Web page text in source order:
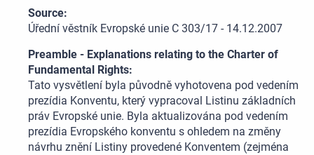
Source:
Úřední věstník Evropské unie C 303/17 - 14.12.2007
Preamble - Explanations relating to the Charter of
Fundamental Rights:
Tato vysvětlení byla původně vyhotovena pod vedením
prezídia Konventu, který vypracoval Listinu základních
práv Evropské unie. Byla aktualizována pod vedením
prezídia Evropského konventu s ohledem na změny
návrhu znění Listiny provedené Konventem (zejména